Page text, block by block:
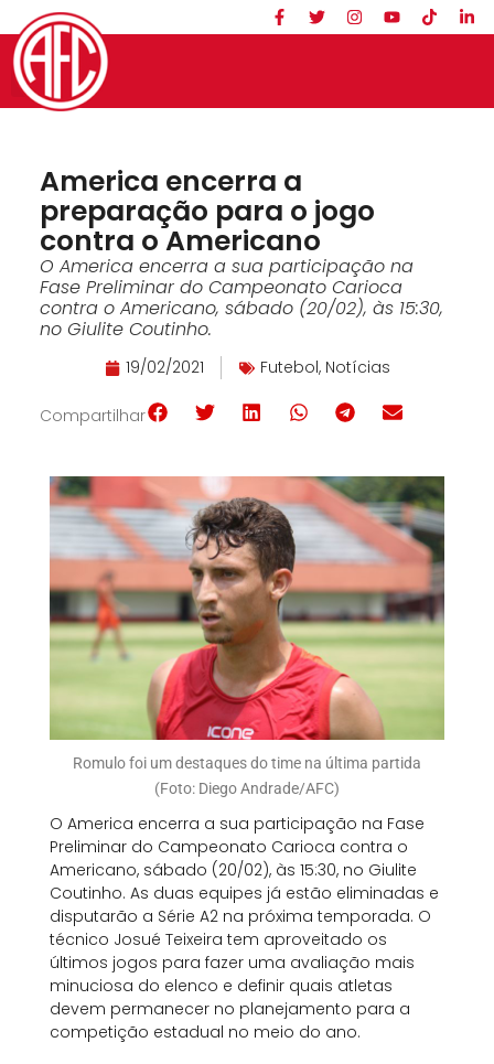
America encerra a
preparação para o jogo
contra o Americano
O America encerra a sua participação na
Fase Preliminar do Campeonato Carioca
contra o Americano, sábado (20/02), às 15:30,
no Giulite Coutinho.
19/02/2021 Futebol, Notícias
Compartilhar
Romulo foi um destaques do time na última partida
(Foto: Diego Andrade/AFC)
O America encerra a sua participação na Fase
Preliminar do Campeonato Carioca contra o
Americano, sábado (20/02), às 15:30, no Giulite
Coutinho. As duas equipes já estão eliminadas e
disputarão a Série A2 na próxima temporada. O
técnico Josué Teixeira tem aproveitado os
últimos jogos para fazer uma avaliação mais
minuciosa do elenco e definir quais atletas
devem permanecer no planejamento para a
competição estadual no meio do ano.